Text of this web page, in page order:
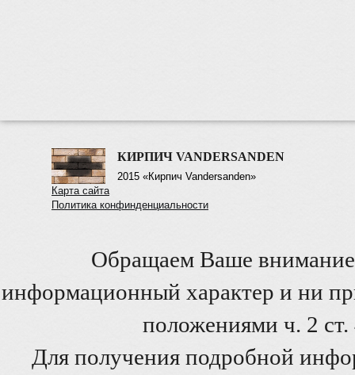
КИРПИЧ VANDERSANDEN
2015 «Кирпич Vandersanden»
Карта сайта
Политика конфинденциальности
Обращаем Ваше внимание
информационный характер и ни
положениями ч. 2
Для получения подробной